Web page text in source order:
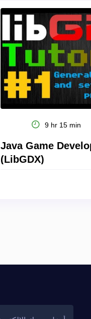
9 hr 15 min
Java Game
(LibGDX)